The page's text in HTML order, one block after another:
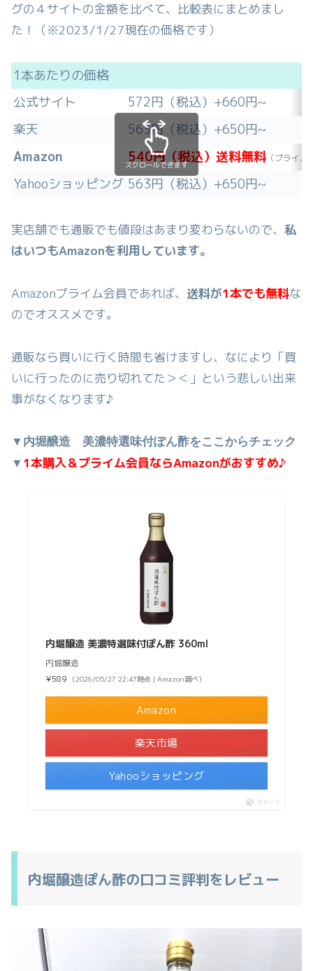
グの４サイトの金額を比べて、比較表にまとめまし
た！（※2023/1/27現在の価格です）
1本あたりの価格
公式サイト
572円（税込）+660円~
楽天
563円（税込）+650円~
Amazon
540円（税込）送料無料 （プライム
Yahooショッピング 563円（税込）+650円~
スクロールできます
実店舗でも通販でも値段はあまり変わらないので、 私
はいつもAmazonを利用しています。
Amazonプライム会員であれば、 送料が1本でも無料な
のでオススメです。
通販なら買いに行く時間も省けますし、なにより「買
いに行ったのに売り切れてた＞＜」という悲しい出来
事がなくなります♪
▼内堀醸造 美濃特選味付ぽん酢をここからチェック
▼ 1本購入＆プライム会員ならAmazonがおすすめ♪
内堀醸造 美濃特選味付ぽん酢 360ml
内堀醸造
¥589
（2026/05/27 22:47時点 | Amazon調べ）
Amazon
楽天市場
Yahooショッピング
ポチップ
内堀醸造ぽん酢の口コミ評判をレビュー